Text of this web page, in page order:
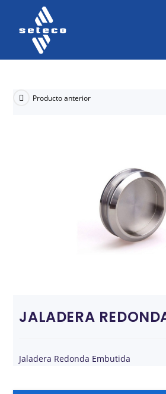
Producto anterior
JALADERA
Jaladera Redonda Embutida